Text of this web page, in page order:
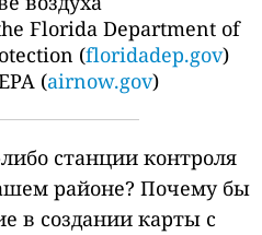
Florida Department of
(floridadep.gov)
(airnow.gov)
станции контроля
районе? Почему бы
в создании карты с